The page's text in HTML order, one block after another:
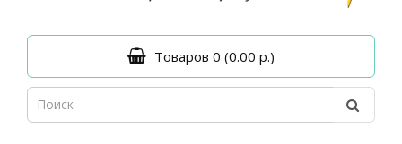
Товаров 0 (0.00 р.)